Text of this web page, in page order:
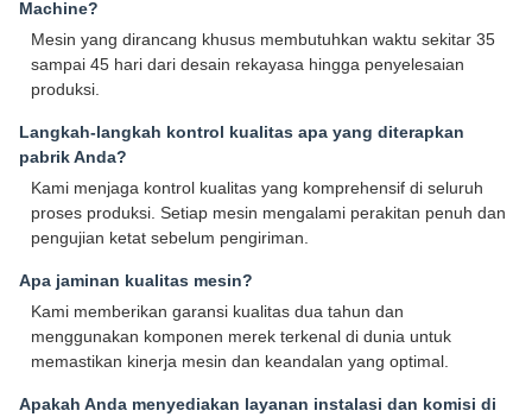
Machine?
Mesin yang dirancang khusus membutuhkan waktu sekitar 35
sampai 45 hari dari desain rekayasa hingga penyelesaian
produksi.
Langkah-langkah kontrol kualitas apa yang diterapkan
pabrik Anda?
Kami menjaga kontrol kualitas yang komprehensif di seluruh
proses produksi. Setiap mesin mengalami perakitan penuh dan
pengujian ketat sebelum pengiriman.
Apa jaminan kualitas mesin?
Kami memberikan garansi kualitas dua tahun dan
menggunakan komponen merek terkenal di dunia untuk
memastikan kinerja mesin dan keandalan yang optimal.
Apakah Anda menyediakan layanan instalasi dan komisi di